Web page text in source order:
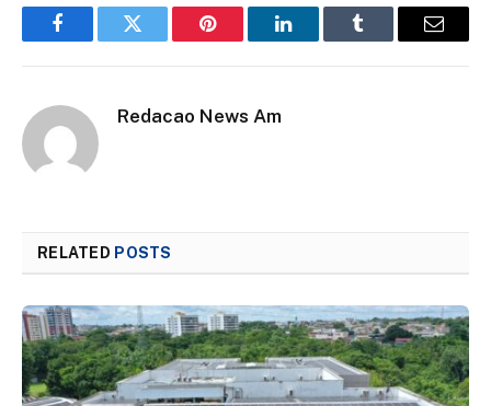
FacebookTwitter Pinterest LinkedInTumblr Email
Redacao News Am
RELATED POSTS